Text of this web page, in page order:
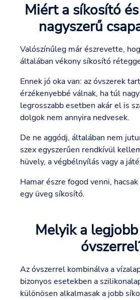
Miért a síkosító
nagyszerű
Valószínűleg már észrevette,
általában vékony síkosító
Ennek jó oka van: az óvszerek
érzékenyebbé válnak, ha túl
legrosszabb esetben akár el is
dolgok nem annyira nedvesek.
De ne aggódj, általában nem
szex egyszerűen rendkívül
hüvely, a végbélnyílás vagy a
Hamar észre fogod venni,
egy üveg síkosító.
Melyik a
Az óvszerrel kombinálva a
bizonyos esetekben a
különösen alkalmasak a jobb